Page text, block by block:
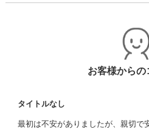
お客様からの
タイトルなし
最初は不安がありましたが、親切